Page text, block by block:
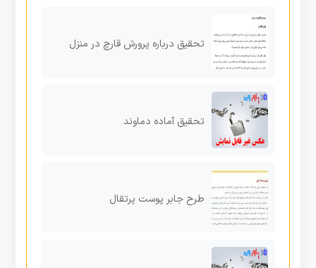
تحقیق درباره پرورش قارچ در منزل
تحقیق آماده دماوند
طرح جابر پوست پرتقال